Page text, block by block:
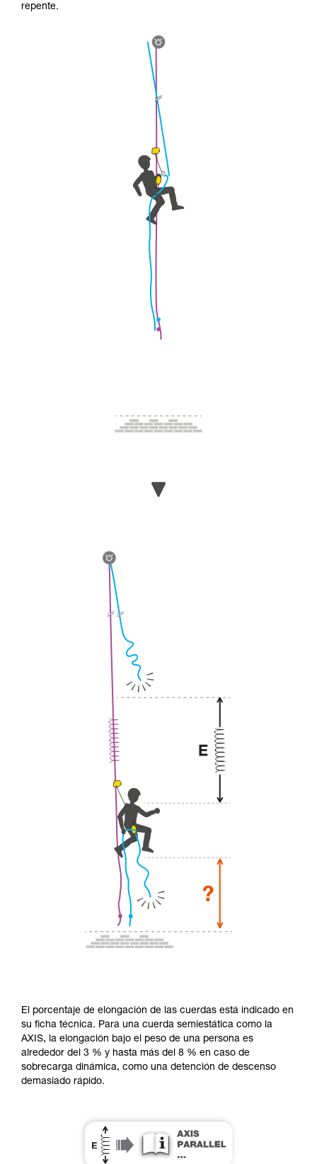
repente.
El porcentaje de elongación de las cuerdas está indicado en
su ficha técnica. Para una cuerda semiestática como la
AXIS, la elongación bajo el peso de una persona es
alrededor del 3 % y hasta más del 8 % en caso de
sobrecarga dinámica, como una detención de descenso
demasiado rápido.